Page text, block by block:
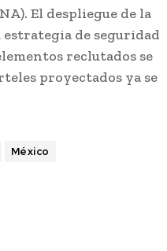
El despliegue de la
estrategia de seguridad
reclutados se
proyectados ya se
México